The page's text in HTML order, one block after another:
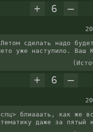
+ 6 –
сделать надо
уже наступило. Ваш
+ 6 –
блиааать, как же
даже за пятый